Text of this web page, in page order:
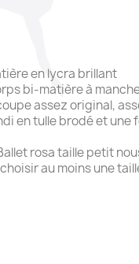
en lycra brillant
bi-matière à
assez original,
en tulle brodé et une
rosa taille petit
au moins une